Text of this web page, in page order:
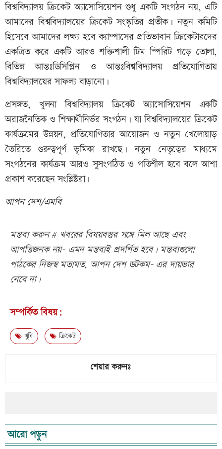
বিশ্ববিদ্যালয় ক্রিকেট অ্যাসোসিয়েশন শুধু একটি সংগঠন নয়, এটি
আমাদের বিশ্ববিদ্যালয়ের ক্রিকেট সংস্কৃতির প্রতীক। নতুন কমিটি
হিসেবে আমাদের লক্ষ্য হবে ক্যাম্পাসের প্রতিভাবান ক্রিকেটারদের
একত্রিত করে একটি আরও শক্তিশালী টিম স্পিরিট গড়ে তোলা,
বিভিন্ন আন্তঃডিসিপ্লিন ও আন্তঃবিশ্ববিদ্যালয় প্রতিযোগিতায়
বিশ্ববিদ্যালয়ের সাফল্য বাড়ানো।
প্রসঙ্গত, খুলনা বিশ্ববিদ্যালয় ক্রিকেট অ্যাসোসিয়েশন একটি
অরাজনৈতিক ও শিক্ষার্থীনির্ভর সংগঠন। যা বিশ্ববিদ্যালয়ের ক্রিকেট
কার্যক্রমের উন্নয়ন, প্রতিযোগিতার আয়োজন ও নতুন খেলোয়াড়
তৈরিতে গুরুত্বপূর্ণ ভূমিকা রাখছে। নতুন নেতৃত্বের মাধ্যমে
সংগঠনের কার্যক্রম আরও সুসংগঠিত ও গতিশীল হবে বলে আশা
প্রকাশ করেছেন সংশ্লিষ্টরা।
আপন দেশ/এমবি
মন্তব্য করুন # খবরের বিষয়বস্তুর সঙ্গে মিল আছে এবং
আপত্তিজনক নয়- এমন মন্তব্যই প্রদর্শিত হবে। মন্তব্যগুলো
পাঠকের নিজস্ব মতামত, আপন দেশ ডটকম- এর দায়ভার
নেবে না।
সম্পর্কিত বিষয়:
খুবি ক্রিকেট
শেয়ার করুনঃ
আরো পড়ুন